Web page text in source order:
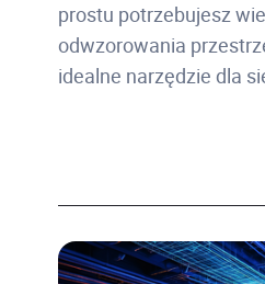
prostu potrzebujesz
odwzorowania
idealne narzędzie dla